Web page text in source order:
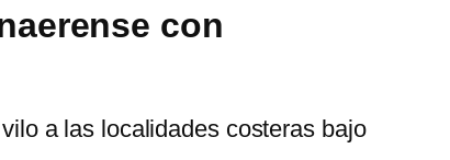
con
a las localidades costeras bajo